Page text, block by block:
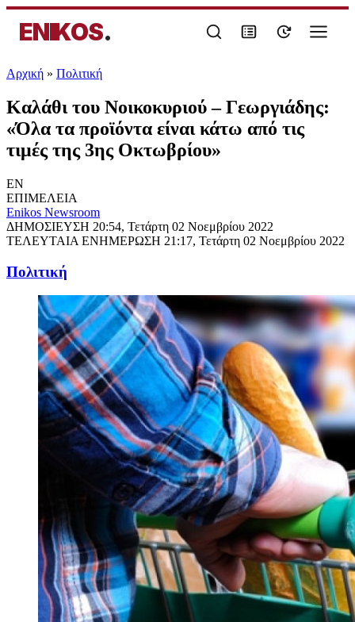
ENIKOS.
Αρχική » Πολιτική
Καλάθι του Νοικοκυριού – Γεωργιάδης:
«Όλα τα προϊόντα είναι κάτω από τις
τιμές της 3ης Οκτωβρίου»
EN
ΕΠΙΜΕΛΕΙΑ
Enikos Newsroom
ΔΗΜΟΣΙΕΥΣΗ 20:54, Τετάρτη 02 Νοεμβρίου 2022
ΤΕΛΕΥΤΑΙΑ ΕΝΗΜΕΡΩΣΗ 21:17, Τετάρτη 02 Νοεμβρίου 2022
Πολιτική